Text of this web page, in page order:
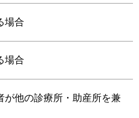
場合
場合
が他の診療所・助産所を兼